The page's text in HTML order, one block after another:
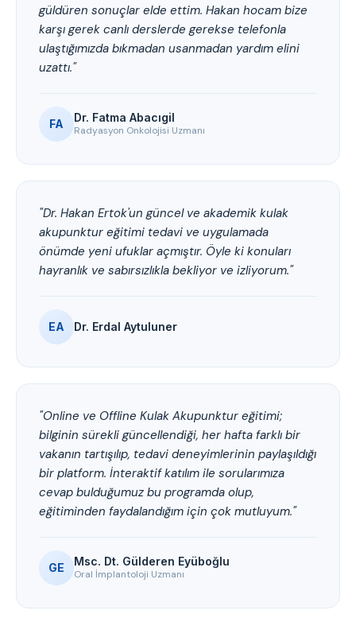
güldüren sonuçlar elde ettim. Hakan hocam bize
karşı gerek canlı derslerde gerekse telefonla
ulaştığımızda bıkmadan usanmadan yardım elini
uzattı."
FA Dr. Fatma Abacıgil
Radyasyon Onkolojisi Uzmanı
"Dr. Hakan Ertok'un güncel ve akademik kulak
akupunktur eğitimi tedavi ve uygulamada
önümde yeni ufuklar açmıştır. Öyle ki konuları
hayranlık ve sabırsızlıkla bekliyor ve izliyorum."
EA Dr. Erdal Aytuluner
"Online ve Offline Kulak Akupunktur eğitimi;
bilginin sürekli güncellendiği, her hafta farklı bir
vakanın tartışılıp, tedavi deneyimlerinin paylaşıldığı
bir platform. İnteraktif katılım ile sorularımıza
cevap bulduğumuz bu programda olup,
eğitiminden faydalandığım için çok mutluyum."
GE Msc. Dt. Gülderen Eyüboğlu
Oral İmplantoloji Uzmanı